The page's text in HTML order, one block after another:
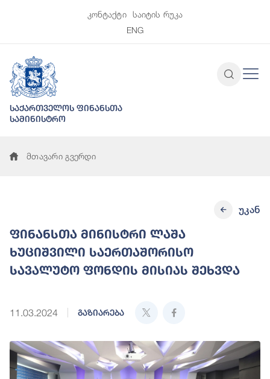
კონტაქტი
საიტის რუკა
ENG
საქართველოს ფინანსთა
სამინისტრო
მთავარი გვერდი
ფინანსთა მინისტრი ლაშა
ხუციშვილი საერთაშორისო
სავალუტო ფონდის მისიას შეხვდა
11.03.2024 გაზიარება
უკან